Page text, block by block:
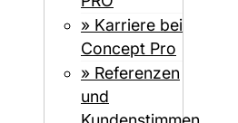
» Karriere bei
Concept Pro
» Referenzen
und